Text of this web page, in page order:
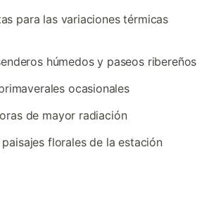
para las variaciones térmicas
húmedos y paseos ribereños
ocasionales
de mayor radiación
florales de la estación